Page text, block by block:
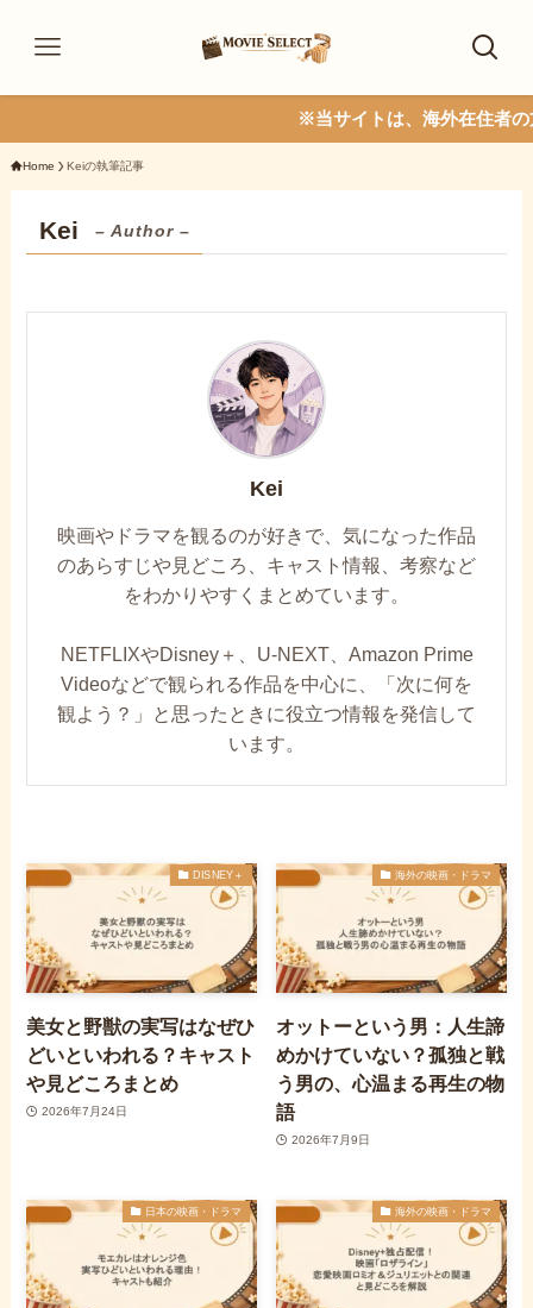
※当サイトは、海外在住者の方に
Home Keiの執筆記事
Kei – Author –
Kei
映画やドラマを観るのが好きで、気になった作品
のあらすじや見どころ、キャスト情報、考察など
をわかりやすくまとめています。
NETFLIXやDisney＋、U-NEXT、Amazon Prime
Videoなどで観られる作品を中心に、「次に何を
観よう？」と思ったときに役立つ情報を発信して
います。
DISNEY＋
美女と野獣の実写はなぜひ
どいといわれる？キャスト
や見どころまとめ
2026年7月24日
海外の映画・ドラマ
オットーという男：人生諦
めかけていない？孤独と戦
う男の、心温まる再生の物
語
2026年7月9日
日本の映画・ドラマ 海外の映画・ドラマ